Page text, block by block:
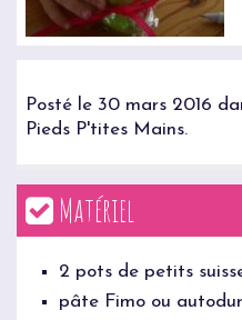
Posté le 30 mars 2016
Pieds P'tites Mains.
Matériel
2 pots de petits
pâte Fimo ou